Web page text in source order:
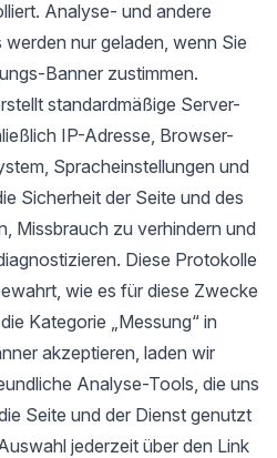
Analyse- und andere
nur geladen, wenn Sie
Banner zustimmen.
standardmäßige Server-
IP-Adresse, Browser-
Spracheinstellungen und
Sicherheit der Seite und des
Missbrauch zu verhindern und
Diese Protokolle
wie es für diese Zwecke
Kategorie „Messung“ in
akzeptieren, laden wir
Analyse-Tools, die uns
Seite und der Dienst genutzt
jederzeit über den Link